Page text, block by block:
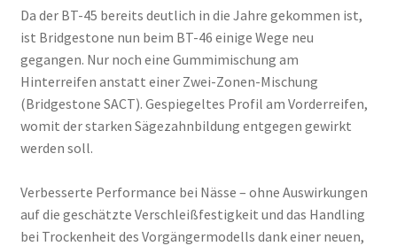
Da der BT-45 bereits deutlich in die Jahre gekommen ist,
ist Bridgestone nun beim BT-46 einige Wege neu
gegangen. Nur noch eine Gummimischung am
Hinterreifen anstatt einer Zwei-Zonen-Mischung
(Bridgestone SACT). Gespiegeltes Profil am Vorderreifen,
womit der starken Sägezahnbildung entgegen gewirkt
werden soll.
Verbesserte Performance bei Nässe – ohne Auswirkungen
auf die geschätzte Verschleißfestigkeit und das Handling
bei Trockenheit des Vorgängermodells dank einer neuen,